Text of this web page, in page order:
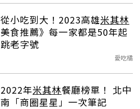
從小吃到大！2023高雄米其林
美食推薦》每一家都是50年起
跳老字號
愛吃橘
2022年米其林餐廳榜單！ 北中
南「商圈星星」一次筆記